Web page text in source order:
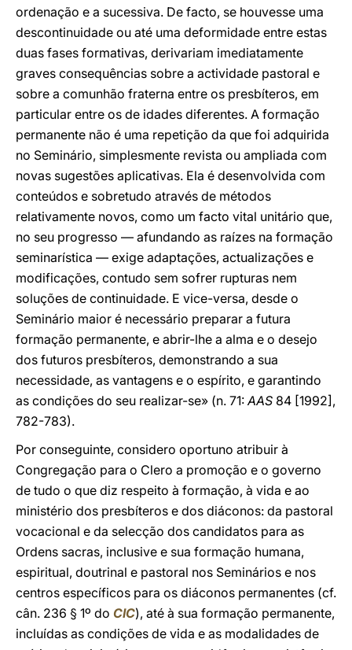
ordenação e a sucessiva. De facto, se houvesse uma
descontinuidade ou até uma deformidade entre estas
duas fases formativas, derivariam imediatamente
graves consequências sobre a actividade pastoral e
sobre a comunhão fraterna entre os presbíteros, em
particular entre os de idades diferentes. A formação
permanente não é uma repetição da que foi adquirida
no Seminário, simplesmente revista ou ampliada com
novas sugestões aplicativas. Ela é desenvolvida com
conteúdos e sobretudo através de métodos
relativamente novos, como um facto vital unitário que,
no seu progresso — afundando as raízes na formação
seminarística — exige adaptações, actualizações e
modificações, contudo sem sofrer rupturas nem
soluções de continuidade. E vice-versa, desde o
Seminário maior é necessário preparar a futura
formação permanente, e abrir-lhe a alma e o desejo
dos futuros presbíteros, demonstrando a sua
necessidade, as vantagens e o espírito, e garantindo
as condições do seu realizar-se» (n. 71:AAS 84 [1992],
782-783).
Por conseguinte, considero oportuno atribuir à
Congregação para o Clero a promoção e o governo
de tudo o que diz respeito à formação, à vida e ao
ministério dos presbíteros e dos diáconos: da pastoral
vocacional e da selecção dos candidatos para as
Ordens sacras, inclusive e sua formação humana,
espiritual, doutrinal e pastoral nos Seminários e nos
centros específicos para os diáconos permanentes (cf.
cân. 236 § 1º do CIC), até à sua formação permanente,
incluídas as condições de vida e as modalidades de